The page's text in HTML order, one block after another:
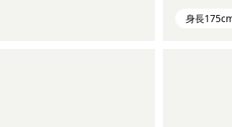
身長